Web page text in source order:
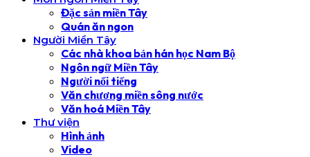
Đặc sản miền Tây
Quán ăn ngon
Người Miền Tây
Các nhà khoa bản hán học Nam Bộ
Ngôn ngữ Miền Tây
Người nổi tiếng
Văn chương miền sông nước
Văn hoá Miền Tây
Thư viện
Hình ảnh
Video